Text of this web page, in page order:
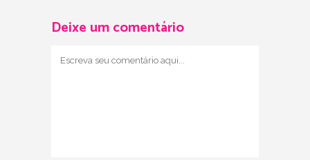
Deixe um comentário